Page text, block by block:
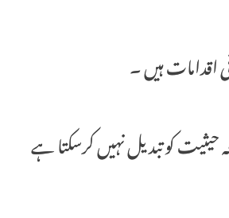
اقدامات ہیں ۔
کو تبدیل نہیں کرسکتا ہے